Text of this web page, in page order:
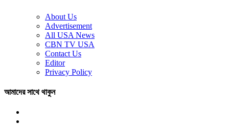
About Us
Advertisement
All USA News
CBN TV USA
Contact Us
Editor
Privacy Policy
আমাদের সাথে থাকুন